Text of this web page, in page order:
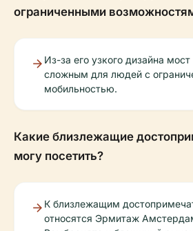
ограниченными
Из-за его узкого дизайна
сложным для людей с
мобильностью.
Какие близлежащие
могу посетить?
К близлежащим
относятся Эрмитаж